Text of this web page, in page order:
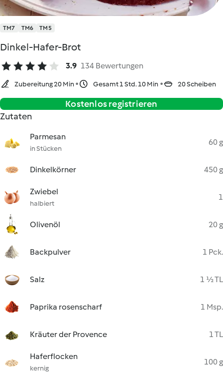
TM7 TM6 TM5
Dinkel-Hafer-Brot
3.9 134 Bewertungen
Zubereitung 20 Min Gesamt 1 Std. 10 Min 20 Scheiben
Kostenlos registrieren
Zutaten
Parmesan
in Stücken
60 g
Dinkelkörner 450 g
Zwiebel
halbiert
1
Olivenöl 20 g
Backpulver 1 Pck.
Salz 1 ½ TL
Paprika rosenscharf 1 Msp.
Kräuter der Provence 1 TL
Haferflocken
kernig
100 g